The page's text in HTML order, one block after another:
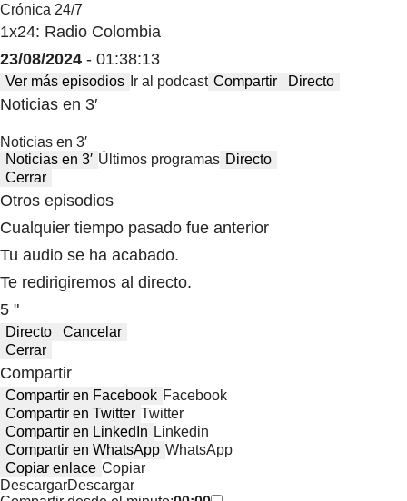
Crónica 24/7
1x24: Radio Colombia
23/08/2024 - 01:38:13
Ver más episodios Ir al podcast Compartir Directo
Noticias en 3′
Noticias en 3′
Noticias en 3′ Últimos programas Directo
Cerrar
Otros episodios
Cualquier tiempo pasado fue anterior
Tu audio se ha acabado.
Te redirigiremos al directo.
5 "
Directo
Cancelar
Cerrar
Compartir
Compartir en Facebook Facebook
Compartir en Twitter Twitter
Compartir en LinkedIn Linkedin
Compartir en WhatsApp WhatsApp
Copiar enlace Copiar
DescargarDescargar